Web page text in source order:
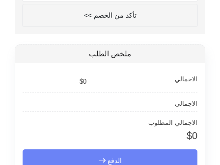
تأكد من الخصم >>
ملخص الطلب
الاجمالي $0
الاجمالي
الاجمالي المطلوب
$0
الدفع